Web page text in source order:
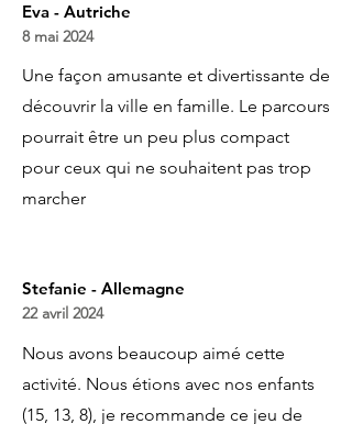
Eva - Autriche
8 mai 2024
Une façon amusante et divertissante de
découvrir la ville en famille. Le parcours
pourrait être un peu plus compact
pour ceux qui ne souhaitent pas trop
marcher
Stefanie - Allemagne
22 avril 2024
Nous avons beaucoup aimé cette
activité. Nous étions avec nos enfants
(15, 13, 8), je recommande ce jeu de